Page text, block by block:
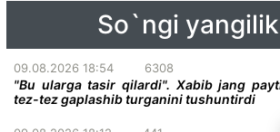
So`ngi
09.08.2026 18:54 6308
"Bu ularga tasir qilardi". Xabib jang
tez-tez gaplashib turganini tushuntirdi